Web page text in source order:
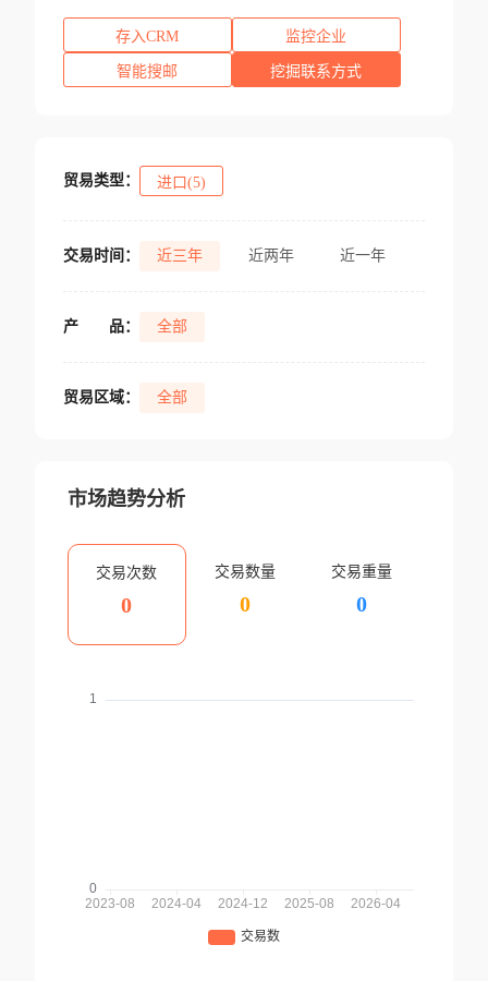
存入CRM 监控企业
智能搜邮 挖掘联系方式
贸易类型： 进口(5)
交易时间： 近三年 近两年 近一年
产 品： 全部
贸易区域： 全部
市场趋势分析
交易次数
0
交易数量
0
交易重量
0